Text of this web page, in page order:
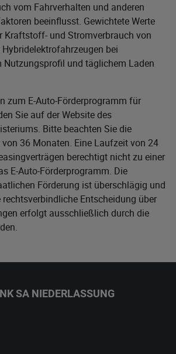
vom Fahrverhalten und anderen
beeinflusst. Gewichtete Werte
Kraftstoff- und Stromverbrauch von
bei
und täglichem Laden
zum E-Auto-Förderprogramm für
Sie auf der Website des
. Bitte beachten Sie die
36 Monaten. Eine Laufzeit von 24
berechtigt nicht zu einer
E-Auto-Förderprogramm. Die
Förderung ist überschlägig und
Entscheidung über
erfolgt ausschließlich durch die
SA NIEDERLASSUNG